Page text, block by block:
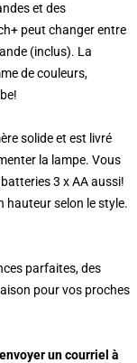
et des
peut changer entre
(inclus). La
de couleurs,
solide et est livré
la lampe. Vous
3 x AA aussi!
hauteur selon le style.
parfaites, des
pour vos proches
un courriel à